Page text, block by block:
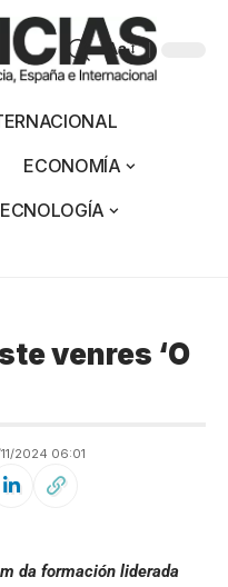
Aa
ECONOMÍA
venres ‘O
2024 06:01
da formación liderada